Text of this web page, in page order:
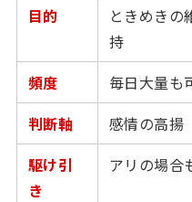
目的
ときめきの
持
頻度
毎日大量も
判断軸
感情の高揚
駆け引
き
アリの場合